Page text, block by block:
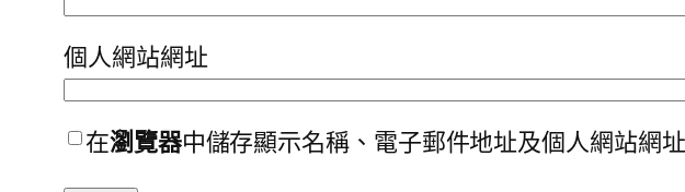
個人網站網址
在瀏覽器中儲存顯示名稱、電子郵件地址及個人網站網